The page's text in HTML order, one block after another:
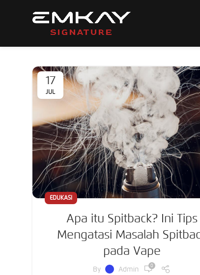
17
JUL
EDUKASI
Apa itu Spitback? Ini Tips
Mengatasi Masalah
pada Vape
By Admin 0